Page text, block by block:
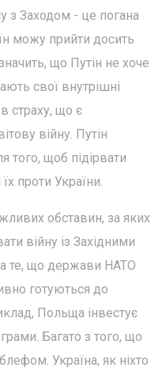
з Заходом - це погана
можу прийти досить
що Путін не хоче
свої внутрішні
страху, що є
війну. Путін
того, щоб підірвати
проти України.
обставин, за яких
війну із Західними
те, що держави НАТО
готуються до
Польща інвестує
Багато з того, що
Україна, як ніхто